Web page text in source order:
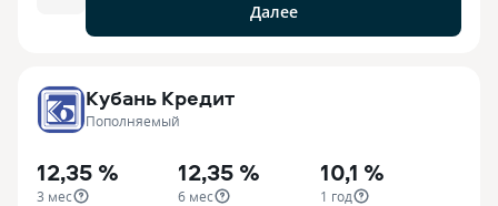
Далее
Кубань Кредит
Пополняемый
12,35 %
3 мес
12,35 %
6 мес
10,1 %
1 год